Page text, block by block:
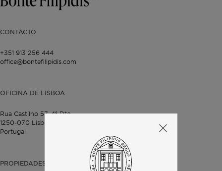
CONTACTO
+351 913 256 444
office@bontefilipidis.com
OFICINA DE LISBOA
Rua Castilho 57,4º Dto,
1250-070 Lisboa,
Portugal
PROPIEDADES